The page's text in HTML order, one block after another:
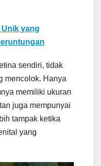
Unik yang
sendiri, tidak
mencolok. Hanya
memiliki ukuran
juga mempunyai
tampak ketika
yang